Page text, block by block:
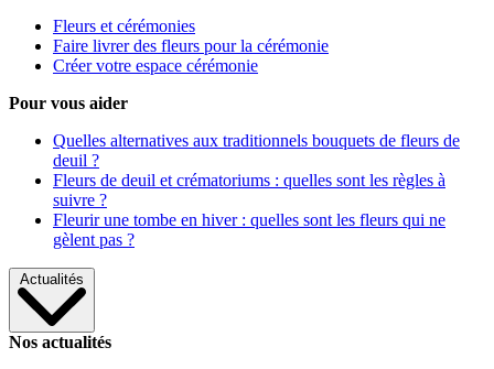
Fleurs et cérémonies
Faire livrer des fleurs pour la cérémonie
Créer votre espace cérémonie
Pour vous aider
Quelles alternatives aux traditionnels bouquets de fleurs de
deuil ?
Fleurs de deuil et crématoriums : quelles sont les règles à
suivre ?
Fleurir une tombe en hiver : quelles sont les fleurs qui ne
gèlent pas ?
Actualités
Nos actualités